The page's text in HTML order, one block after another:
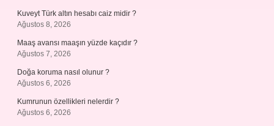
Kuveyt Türk altın hesabı caiz midir ?
Ağustos 8, 2026
Maaş avansı maaşın yüzde kaçıdır ?
Ağustos 7, 2026
Doğa koruma nasıl olunur ?
Ağustos 6, 2026
Kumrunun özellikleri nelerdir ?
Ağustos 6, 2026